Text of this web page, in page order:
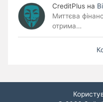
CreditPlus на
Миттєва
отрима…